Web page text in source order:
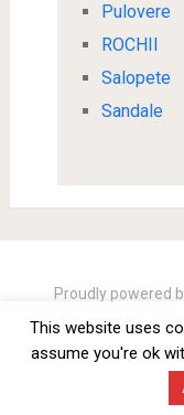
Pulovere
ROCHII
Salopete
Sandale
Proudly powered
Sitemap
Balustrade Inox
This website uses
assume you're ok